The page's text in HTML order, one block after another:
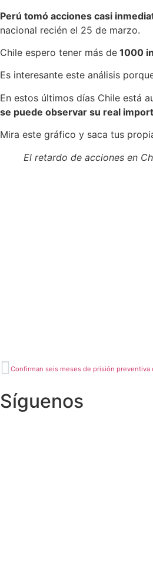
Perú tomó acciones casi
nacional recién el 25 de marzo.
Chile espero tener más de 1000
Es interesante este análisis
En estos últimos días Chile está
se puede observar su real
Mira este gráfico y saca tus
El retardo de acciones en
Confirman seis meses de prisión
Síguenos